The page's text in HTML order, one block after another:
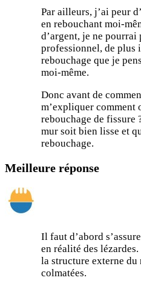
Par ailleurs, j’ai peur
en rebouchant moi-
d’argent, je ne pourrai
professionnel, de plus
rebouchage que je
moi-même.
Donc avant de
m’expliquer comment
rebouchage de fissure
mur soit bien lisse et
rebouchage.
Meilleure réponse
Il faut d’abord
en réalité des
la structure externe du
colmatées.